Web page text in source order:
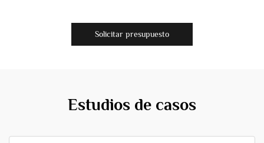
Solicitar presupuesto
Estudios de casos